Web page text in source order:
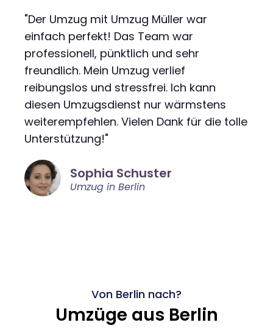
"Der Umzug mit Umzug Müller war
einfach perfekt! Das Team war
professionell, pünktlich und sehr
freundlich. Mein Umzug verlief
reibungslos und stressfrei. Ich kann
diesen Umzugsdienst nur wärmstens
weiterempfehlen. Vielen Dank für die tolle
Unterstützung!"
Sophia Schuster
Umzug in Berlin
Von Berlin nach?
Umzüge aus Berlin